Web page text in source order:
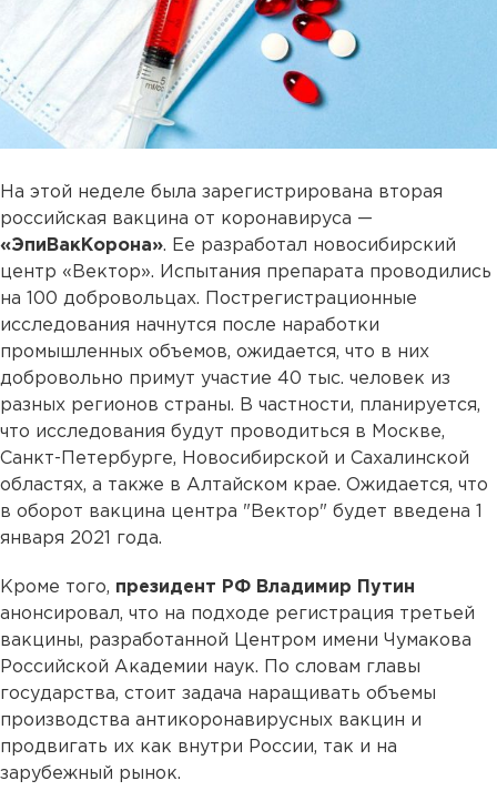
На этой неделе была зарегистрирована вторая
российская вакцина от коронавируса —
«ЭпиВакКорона». Ее разработал новосибирский
центр «Вектор». Испытания препарата проводились
на 100 добровольцах. Пострегистрационные
исследования начнутся после наработки
промышленных объемов, ожидается, что в них
добровольно примут участие 40 тыс. человек из
разных регионов страны. В частности, планируется,
что исследования будут проводиться в Москве,
Санкт-Петербурге, Новосибирской и Сахалинской
областях, а также в Алтайском крае. Ожидается, что
в оборот вакцина центра "Вектор" будет введена 1
января 2021 года.
Кроме того, президент РФ Владимир Путин
анонсировал, что на подходе регистрация третьей
вакцины, разработанной Центром имени Чумакова
Российской Академии наук. По словам главы
государства, стоит задача наращивать объемы
производства антикоронавирусных вакцин и
продвигать их как внутри России, так и на
зарубежный рынок.